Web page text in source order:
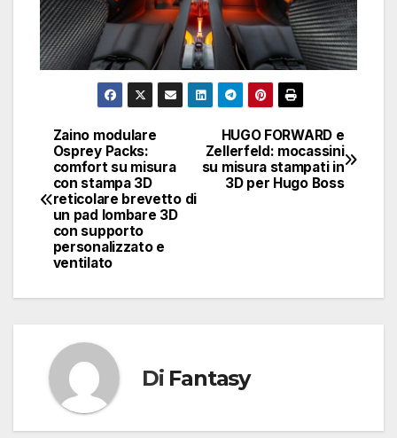
Navigazione
articoli
HUGO FORWARD e
Zellerfeld: mocassini
su misura stampati in
3D per Hugo Boss
Zaino modulare
Osprey Packs:
comfort su misura
con stampa 3D
reticolare brevetto di
un pad lombare 3D
con supporto
personalizzato e
ventilato
Di Fantasy